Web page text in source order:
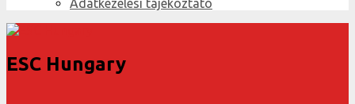
Adatkezelési tájékoztató
ESC Hungary